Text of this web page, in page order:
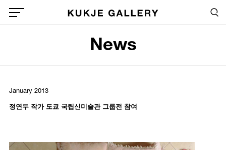
Skip to main content
Global Menu Open Button
News
January 2013
정연두 작가 도쿄 국립신미술관 그룹전 참여